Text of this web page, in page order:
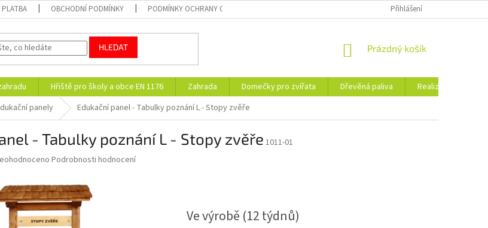
OBCHODNÍ PODMÍNKY PODMÍNKY OCHRANY OSOBNÍCH ÚDAJŮ PORADNA BLOG
Přihlášení
HLEDAT
NÁKUPNÍ
Prázdný košík
Hřiště pro školy a obce EN 1176 Zahrada Domečky pro zvířata Dřevěná paliva Realizace
panely Edukační panel - Tabulky poznání L - Stopy zvěře
- Tabulky poznání L - Stopy zvěře 1011-01
Podrobnosti hodnocení
Ve výrobě (12 týdnů)